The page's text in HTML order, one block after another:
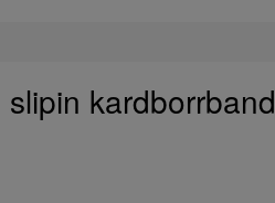
kardborrband